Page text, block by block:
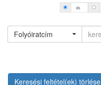
és
Folyóiratcím
Keresési feltétel(ek) törlése